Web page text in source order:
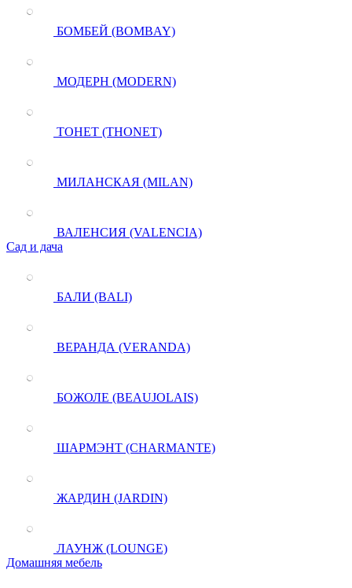
БОМБЕЙ (BOMBAY)
МОДЕРН (MODERN)
ТОНЕТ (THONET)
МИЛАНСКАЯ (MILAN)
ВАЛЕНСИЯ (VALENCIA)
Сад и дача
БАЛИ (BALI)
ВЕРАНДА (VERANDA)
БОЖОЛЕ (BEAUJOLAIS)
ШАРМЭНТ (CHARMANTE)
ЖАРДИН (JARDIN)
ЛАУНЖ (LOUNGE)
Домашняя мебель